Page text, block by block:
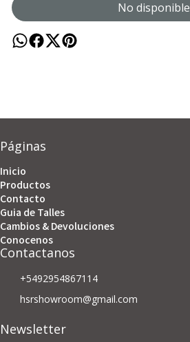
No disponible
Páginas
Inicio
Productos
Contacto
Guia de Talles
Cambios & Devoluciones
Conocenos
Contactanos
+5492954867114
hsrshowroom@gmail.com
Newsletter